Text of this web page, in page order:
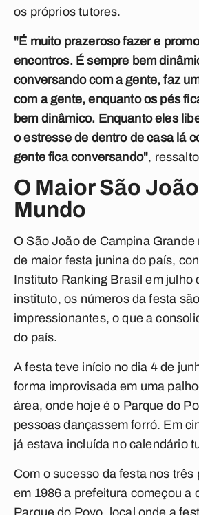
os próprios tutores.
"É muito prazeroso fazer e
encontros. É sempre bem
conversando com a gente, faz
com a gente, enquanto os pés
bem dinâmico. Enquanto eles
o estresse de dentro de casa lá
gente fica conversando",
O Maior São
Mundo
O São João de Campina
de maior festa junina do país,
Instituto Ranking Brasil em julho
instituto, os números da festa são
impressionantes, o que a
do país.
A festa teve início no dia 4 de
forma improvisada em uma
área, onde hoje é o Parque do
pessoas dançassem forró. Em
já estava incluída no calendário
Com o sucesso da festa nos três
em 1986 a prefeitura começou a
Parque do Povo, local onde a